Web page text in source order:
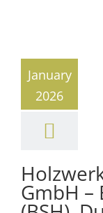
January
2026
GmbH –